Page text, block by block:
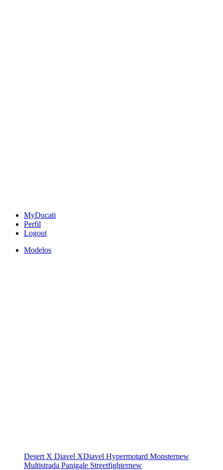
MyDucati
Perfil
Logout
Modelos
Desert X Diavel XDiavel Hypermotard Monsternew
Multistrada Panigale Streetfighternew